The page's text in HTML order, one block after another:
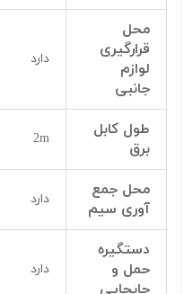
محل
قرارگیری
لوازم
جانبی
دارد
طول کابل
برق
2m
محل جمع
‌آوری سیم
دارد
دستگیره
حمل و
جابجایی
دارد